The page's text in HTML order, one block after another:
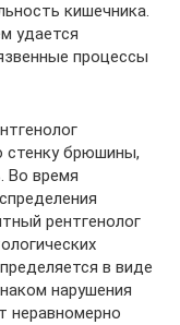
кишечника.
удается
процессы
стенку брюшины,
Во время
рентгенолог
в виде
нарушения
неравномерно